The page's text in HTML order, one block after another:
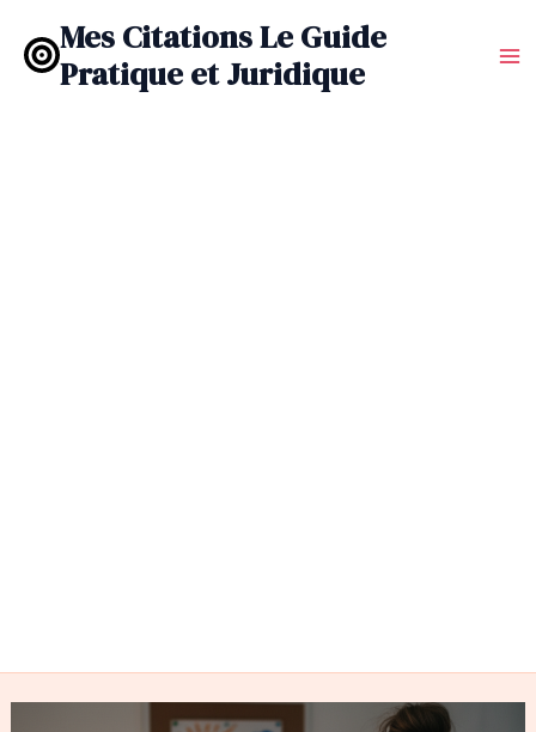
contenu
Mes Citations Le Guide
Pratique et Juridique